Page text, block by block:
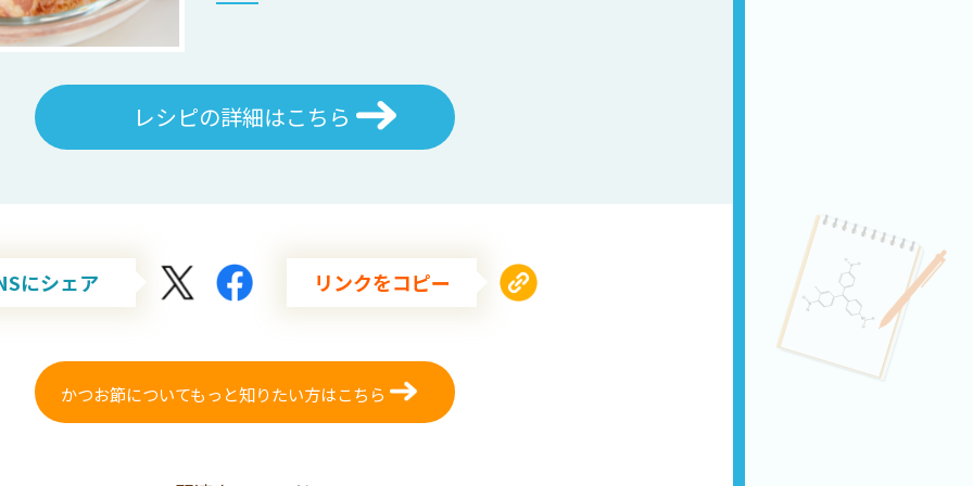
レシピの詳細はこちら
にシェア リンクをコピー
かつお節についてもっと知りたい方はこちら